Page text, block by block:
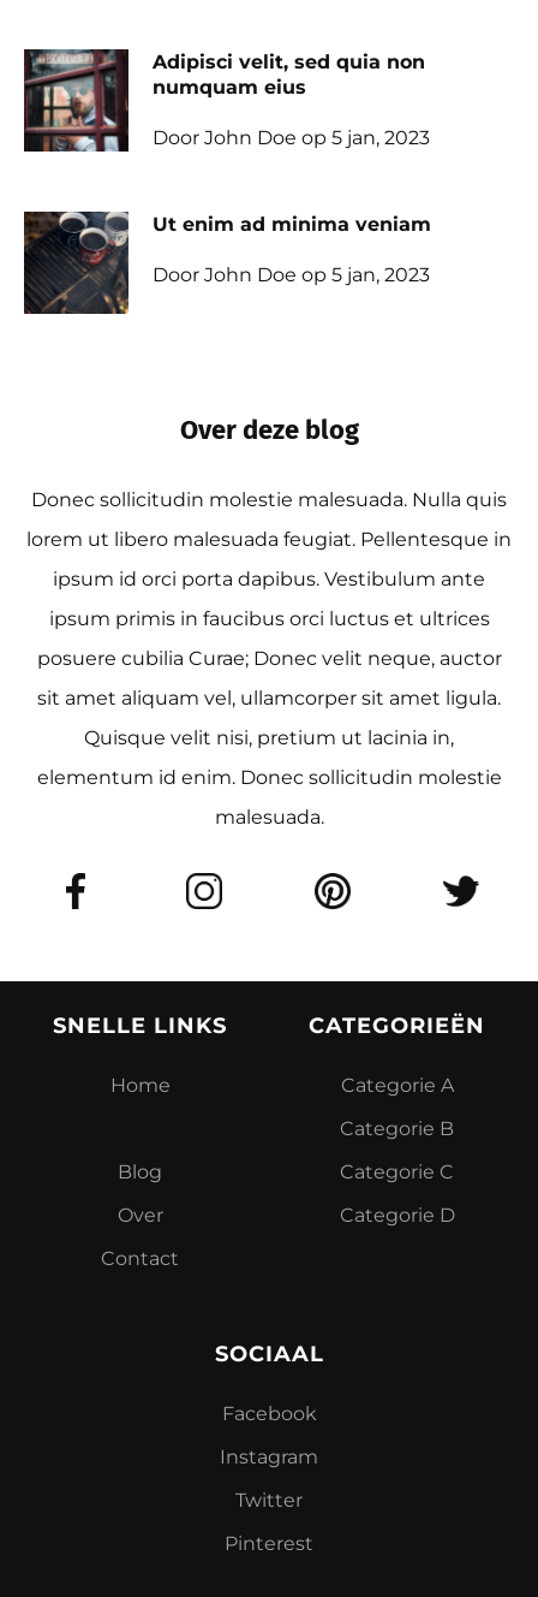
Adipisci velit, sed quia non
numquam eius
Door John Doe op 5 jan, 2023
Ut enim ad minima veniam
Door John Doe op 5 jan, 2023
Over deze blog
Donec sollicitudin molestie malesuada. Nulla quis
lorem ut libero malesuada feugiat. Pellentesque in
ipsum id orci porta dapibus. Vestibulum ante
ipsum primis in faucibus orci luctus et ultrices
posuere cubilia Curae; Donec velit neque, auctor
sit amet aliquam vel, ullamcorper sit amet ligula.
Quisque velit nisi, pretium ut lacinia in,
elementum id enim. Donec sollicitudin molestie
malesuada.
SNELLE LINKS
Home
Blog
Over
Contact
CATEGORIEËN
Categorie A
Categorie B
Categorie C
Categorie D
SOCIAAL
Facebook
Instagram
Twitter
Pinterest